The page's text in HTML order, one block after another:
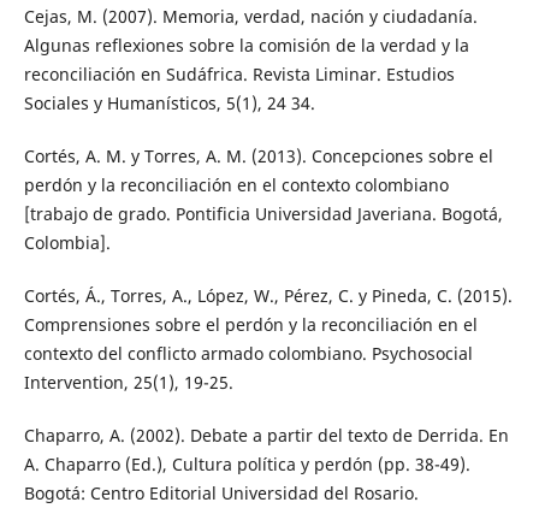
Cejas, M. (2007). Memoria, verdad, nación y ciudadanía.
Algunas reflexiones sobre la comisión de la verdad y la
reconciliación en Sudáfrica. Revista Liminar. Estudios
Sociales y Humanísticos, 5(1), 24 34.
Cortés, A. M. y Torres, A. M. (2013). Concepciones sobre el
perdón y la reconciliación en el contexto colombiano
[trabajo de grado. Pontificia Universidad Javeriana. Bogotá,
Colombia].
Cortés, Á., Torres, A., López, W., Pérez, C. y Pineda, C. (2015).
Comprensiones sobre el perdón y la reconciliación en el
contexto del conflicto armado colombiano. Psychosocial
Intervention, 25(1), 19-25.
Chaparro, A. (2002). Debate a partir del texto de Derrida. En
A. Chaparro (Ed.), Cultura política y perdón (pp. 38-49).
Bogotá: Centro Editorial Universidad del Rosario.